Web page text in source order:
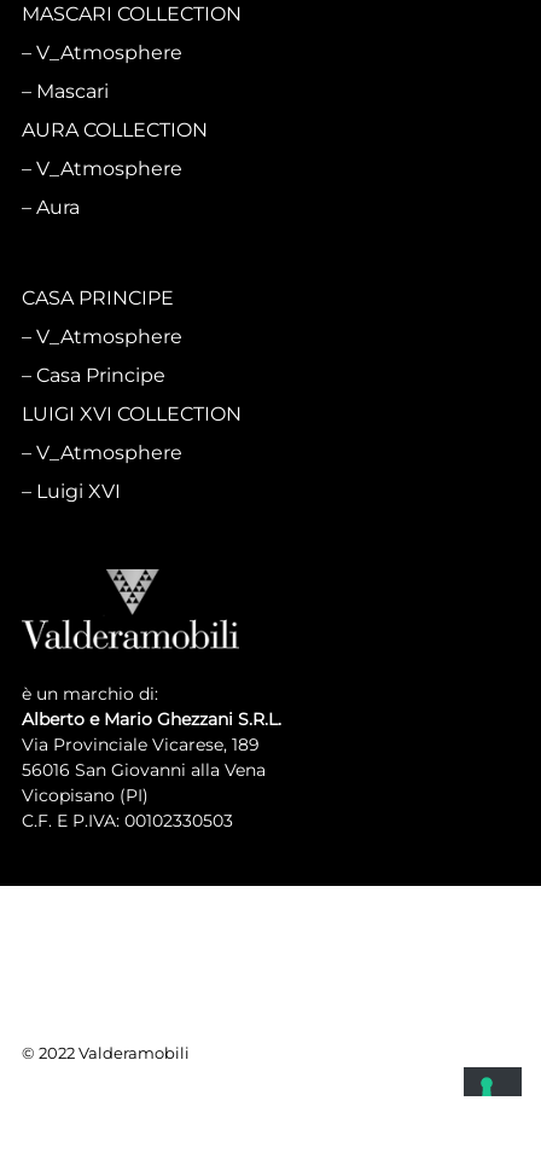
MASCARI COLLECTION
V_Atmosphere
Mascari
AURA COLLECTION
V_Atmosphere
Aura
CASA PRINCIPE
V_Atmosphere
Casa Principe
LUIGI XVI COLLECTION
V_Atmosphere
Luigi XVI
è un marchio di:
Alberto e Mario Ghezzani S.R.L.
Via Provinciale Vicarese, 189
56016 San Giovanni alla Vena
Vicopisano (PI)
C.F. E P.IVA: 00102330503
© 2022 Valderamobili